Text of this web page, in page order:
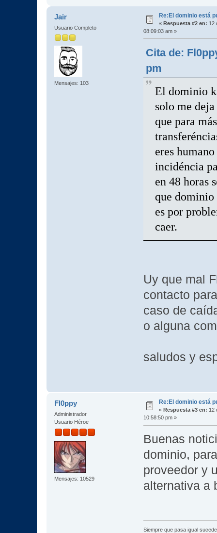
Jair
Usuario Completo
Mensajes: 103
Re:El dominio está
« Respuesta #2 en: 12
08:09:03 am »
Cita de:
pm
El dominio
solo me
que para
eres
incidéncia
en 48 horas
que dominio
es por
caer.
Uy que mal
contacto
caso de
o alguna
saludos y
Fl0ppy
Administrador
Usuario Héroe
Mensajes: 10529
Re:El dominio está
« Respuesta #3 en: 12
10:58:50 pm »
Buenas
dominio,
proveedor y
alternativa
Siempre que pasa igual